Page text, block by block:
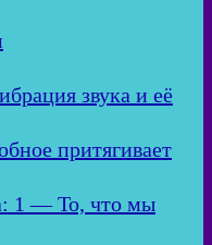
звука и её
притягивает
1 — То, что мы